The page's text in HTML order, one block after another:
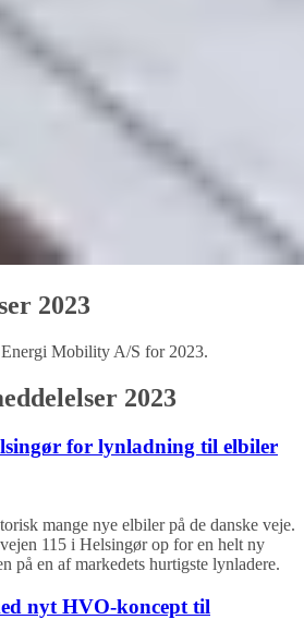
2023
Energi Mobility A/S for 2023.
2023
for lynladning til elbiler
mange nye elbiler på de danske veje.
115 i Helsingør op for en helt ny
på en af markedets hurtigste lynladere.
nyt HVO-koncept til